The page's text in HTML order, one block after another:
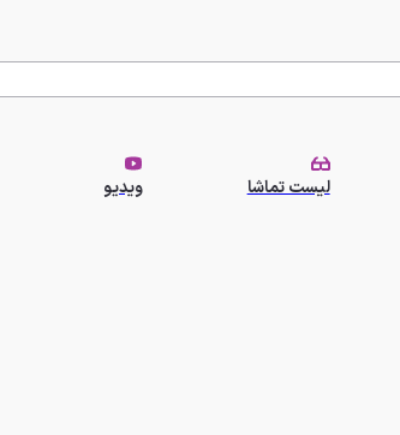
لیست تماشا ویدیو